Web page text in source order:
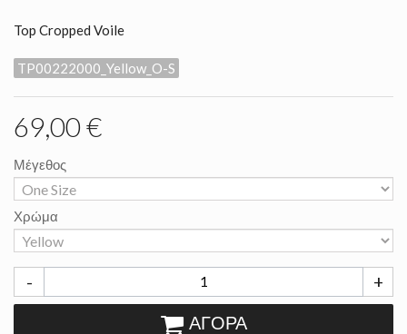
Top Cropped Voile
TP00222000_Yellow_O-S
69,00 €
Μέγεθος
Χρώμα
- +
ΑΓΟΡΆ